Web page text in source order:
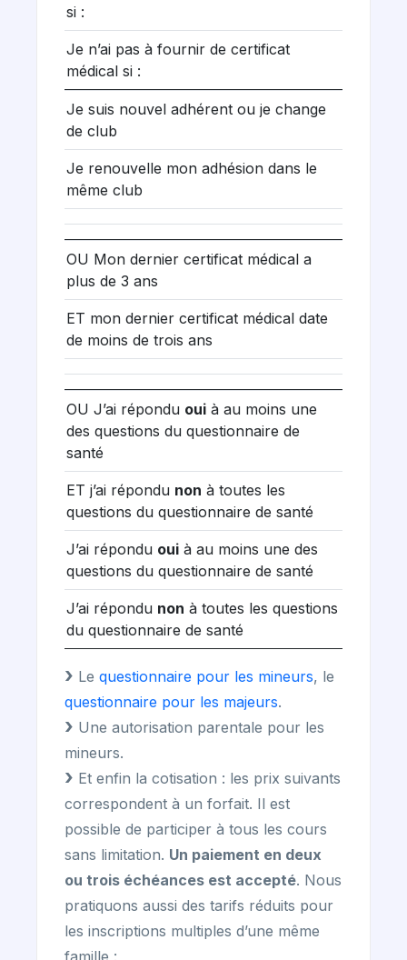
si :
Je n’ai pas à fournir de certificat
médical si :
Je suis nouvel adhérent ou je change
de club
Je renouvelle mon adhésion dans le
même club
OU Mon dernier certificat médical a
plus de 3 ans
ET mon dernier certificat médical date
de moins de trois ans
OU J’ai répondu oui à au moins une
des questions du questionnaire de
santé
ET j’ai répondu non à toutes les
questions du questionnaire de santé
J’ai répondu oui à au moins une des
questions du questionnaire de santé
J’ai répondu non à toutes les questions
du questionnaire de santé
Le questionnaire pour les mineurs, le
questionnaire pour les majeurs.
Une autorisation parentale pour les
mineurs.
Et enfin la cotisation : les prix suivants
correspondent à un forfait. Il est
possible de participer à tous les cours
sans limitation. Un paiement en deux
ou trois échéances est accepté. Nous
pratiquons aussi des tarifs réduits pour
les inscriptions multiples d’une même
famille :